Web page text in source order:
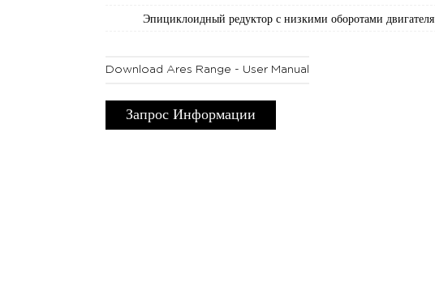
Эпициклоидный редуктор с низкими оборотами двигателя
Download Ares Range - User Manual
Запрос Информации